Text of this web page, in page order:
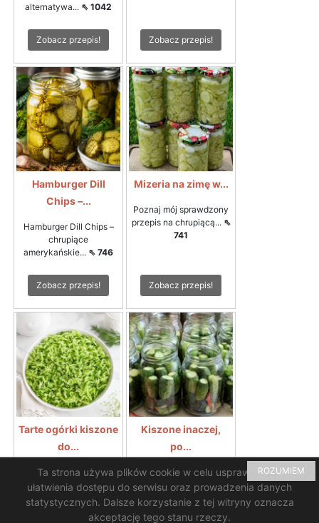
alternatywa... ⇖ 1042
Zobacz przepis! Zobacz przepis!
Hamburger Dill
Chips –...
Hamburger Dill Chips –
chrupiące
amerykańskie... ⇖ 746
Zobacz przepis!
Mizeria na zimę w...
Poznaj mój sprawdzony
przepis na chrupiącą... ⇖
741
Zobacz przepis!
Tarte ogórki kiszone
do...
Tarte ogórki kiszone do
zupy ogórkowejTarte... ⇖
Kiszone inaczej,
po...
Rewelacyjny smak i
chrupkość ogórków...⇖
689
Ta strona używa plików cookie w celu usprawnienia i
ułatwienia dostępu do serwisu oraz prowadzenia danych
statystycznych. Dalsze korzystanie z tej witryny oznacza
akceptację tego stanu rzeczy.
ROZUMIEM